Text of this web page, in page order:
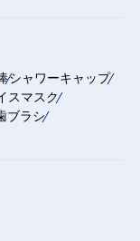
シャワーキャップ
スマスク
ブラシ